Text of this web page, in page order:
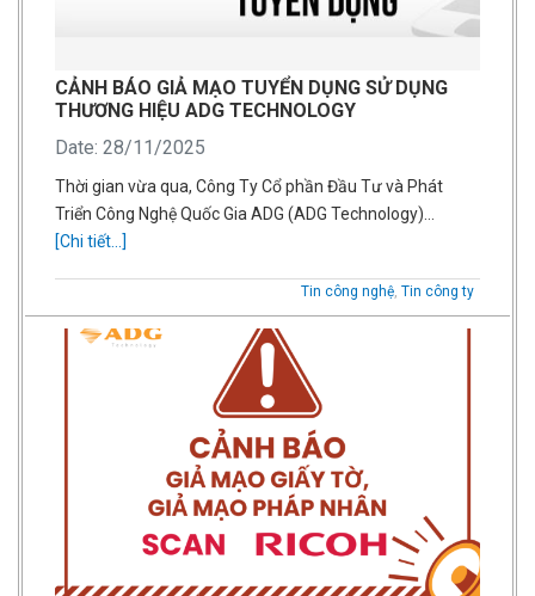
CẢNH BÁO GIẢ MẠO TUYỂN DỤNG SỬ DỤNG
THƯƠNG HIỆU ADG TECHNOLOGY
Date: 28/11/2025
Thời gian vừa qua, Công Ty Cổ phần Đầu Tư và Phát
Triển Công Nghệ Quốc Gia ADG (ADG Technology)…
[Chi tiết...]
Tin công nghệ, Tin công ty